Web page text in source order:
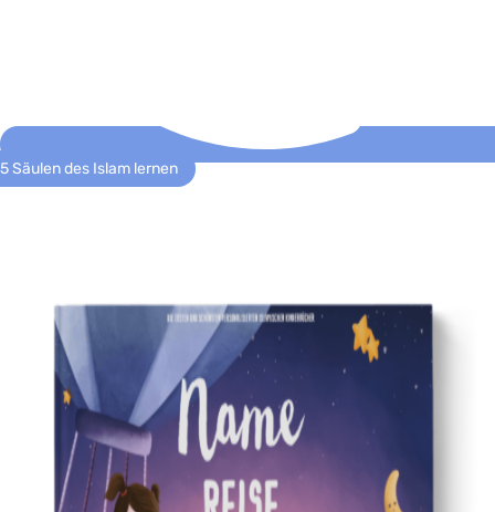
5 Säulen des Islam lernen